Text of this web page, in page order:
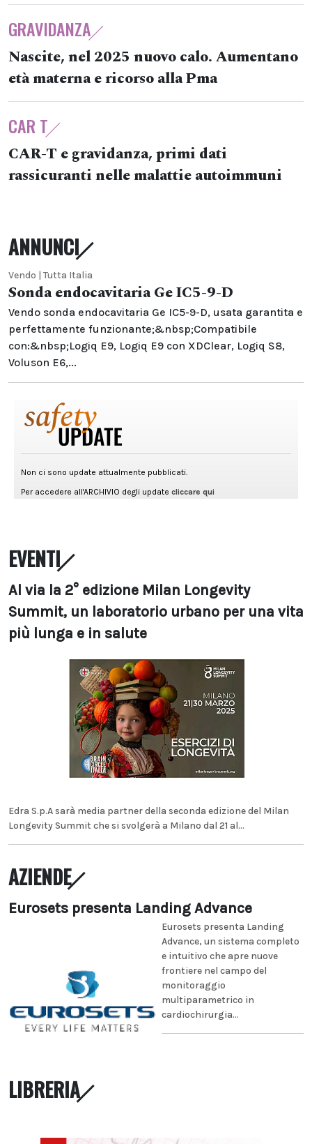
GRAVIDANZA
Nascite, nel 2025 nuovo calo. Aumentano
età materna e ricorso alla Pma
CAR T
CAR-T e gravidanza, primi dati
rassicuranti nelle malattie autoimmuni
ANNUNCI
Vendo | Tutta Italia
Sonda endocavitaria Ge IC5-9-D
Vendo sonda endocavitaria Ge IC5-9-D, usata garantita e
perfettamente funzionante;&nbsp;Compatibile
con:&nbsp;Logiq E9, Logiq E9 con XDClear, Logiq S8,
Voluson E6,...
EVENTI
Al via la 2° edizione Milan Longevity
Summit, un laboratorio urbano per una vita
più lunga e in salute
Edra S.p.A sarà media partner della seconda edizione del Milan
Longevity Summit che si svolgerà a Milano dal 21 al...
AZIENDE
Eurosets presenta Landing Advance
Eurosets presenta Landing
Advance, un sistema completo
e intuitivo che apre nuove
frontiere nel campo del
monitoraggio
multiparametrico in
cardiochirurgia...
LIBRERIA